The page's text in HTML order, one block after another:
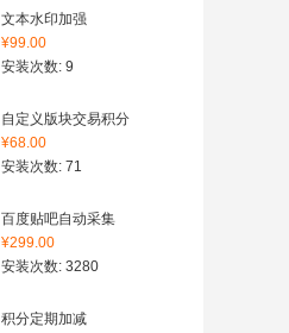
文本水印加强
¥99.00
安装次数: 9
自定义版块交易积分
¥68.00
安装次数: 71
百度贴吧自动采集
¥299.00
安装次数: 3280
积分定期加减